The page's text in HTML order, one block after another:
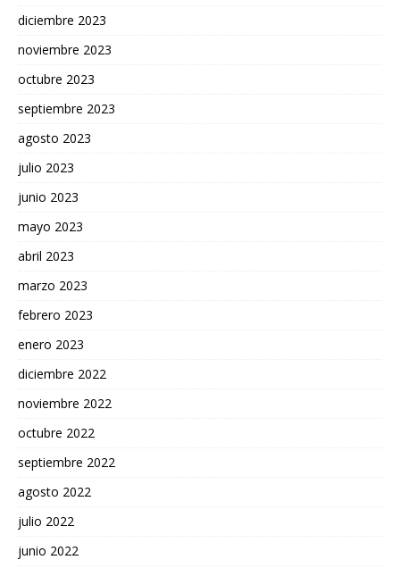
diciembre 2023
noviembre 2023
octubre 2023
septiembre 2023
agosto 2023
julio 2023
junio 2023
mayo 2023
abril 2023
marzo 2023
febrero 2023
enero 2023
diciembre 2022
noviembre 2022
octubre 2022
septiembre 2022
agosto 2022
julio 2022
junio 2022